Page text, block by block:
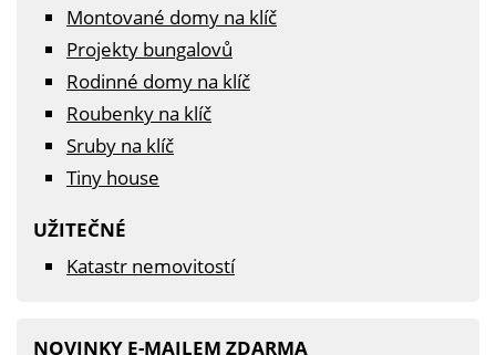
Montované domy na klíč
Projekty bungalovů
Rodinné domy na klíč
Roubenky na klíč
Sruby na klíč
Tiny house
UŽITEČNÉ
Katastr nemovitostí
NOVINKY E-MAILEM ZDARMA